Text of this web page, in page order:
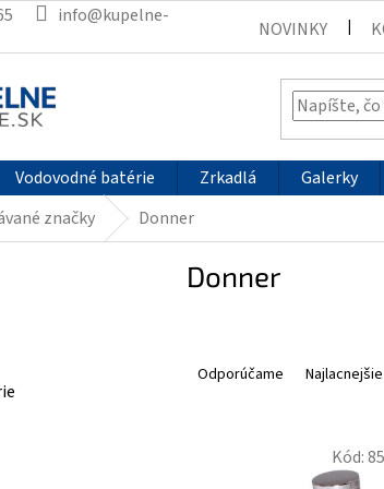
info@kupelne-
NOVINKY
Vodovodné batérie Zrkadlá Galerky
značky Donner
Donner
Odporúčame Najlacnejšie
Kód: